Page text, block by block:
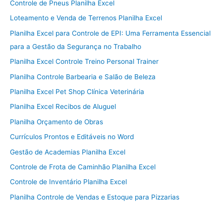
Controle de Pneus Planilha Excel
Loteamento e Venda de Terrenos Planilha Excel
Planilha Excel para Controle de EPI: Uma Ferramenta Essencial
para a Gestão da Segurança no Trabalho
Planilha Excel Controle Treino Personal Trainer
Planilha Controle Barbearia e Salão de Beleza
Planilha Excel Pet Shop Clínica Veterinária
Planilha Excel Recibos de Aluguel
Planilha Orçamento de Obras
Currículos Prontos e Editáveis no Word
Gestão de Academias Planilha Excel
Controle de Frota de Caminhão Planilha Excel
Controle de Inventário Planilha Excel
Planilha Controle de Vendas e Estoque para Pizzarias